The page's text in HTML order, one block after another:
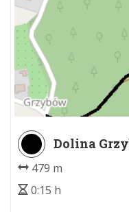
Dolina
479 m
0:15 h